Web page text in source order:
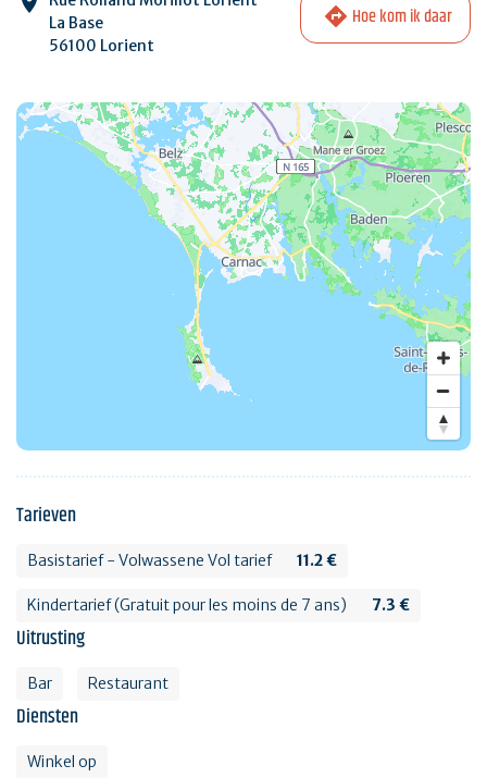
La Base
56100 Lorient
Hoe kom ik daar
Tarieven
Basistarief - Volwassene Vol tarief 11.2 €
Kindertarief (Gratuit pour les moins de 7 ans) 7.3 €
Uitrusting
Bar Restaurant
Diensten
Winkel op